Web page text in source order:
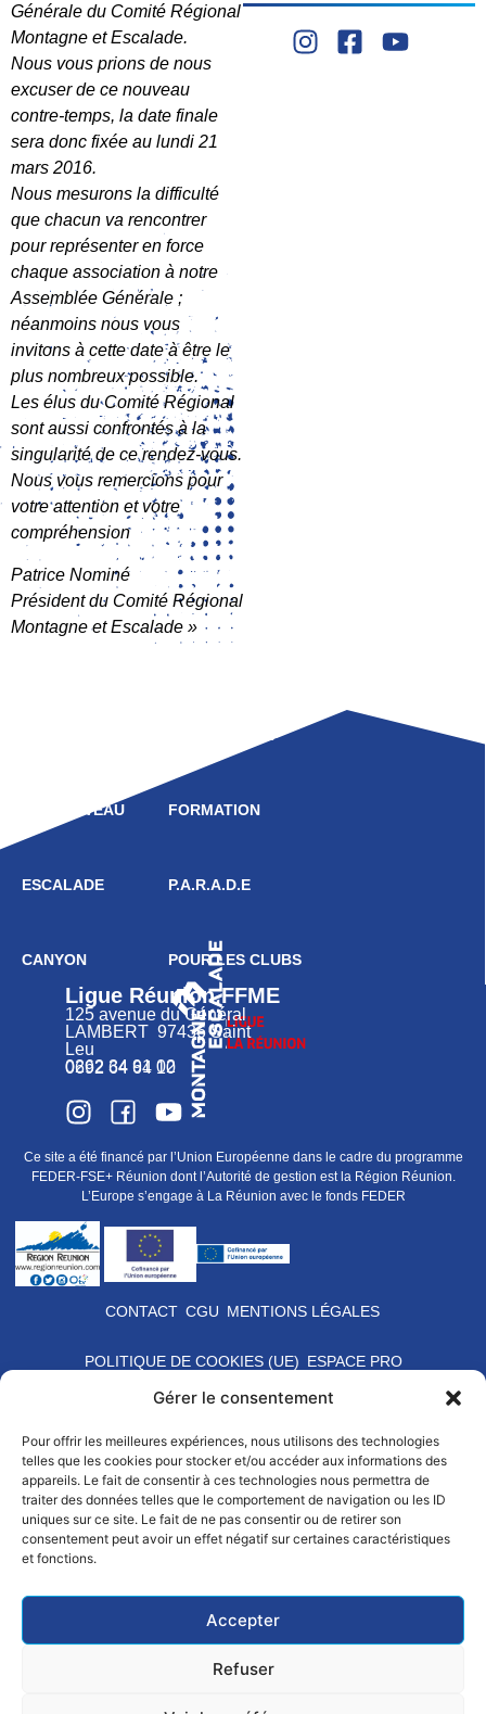
Gérer le consentement
Pour offrir les meilleures expériences, nous utilisons des technologies
telles que les cookies pour stocker et/ou accéder aux informations des
appareils. Le fait de consentir à ces technologies nous permettra de
traiter des données telles que le comportement de navigation ou les ID
uniques sur ce site. Le fait de ne pas consentir ou de retirer son
consentement peut avoir un effet négatif sur certaines caractéristiques
et fonctions.
Accepter
Refuser
Générale du Comité Régional
Montagne et Escalade.
Nous vous prions de nous
excuser de ce nouveau
contre-temps, la date finale
sera donc fixée au lundi 21
mars 2016.
Nous mesurons la difficulté
que chacun va rencontrer
pour représenter en force
chaque association à notre
Assemblée Générale ;
néanmoins nous vous
invitons à cette date à être le
plus nombreux possible.
Les élus du Comité Régional
sont aussi confrontés à la
singularité de ce rendez-vous.
Nous vous remercions pour
votre attention et votre
compréhension
Patrice Nominé
Président du Comité Régional
Montagne et Escalade »
HAUT NIVEAU
ESCALADE
CANYON
FORMATION
P.A.R.A.D.E
POUR LES CLUBS
Ligue Réunion FFME
125 avenue du Général
LAMBERT 97436 Saint
Leu
0262 34 91 02
0692 64 64 10
Ce site a été financé par l’Union Européenne dans le cadre du programme
FEDER-FSE+ Réunion dont l’Autorité de gestion est la Région Réunion.
L’Europe s’engage à La Réunion avec le fonds FEDER
CONTACT CGU MENTIONS LÉGALES
POLITIQUE DE COOKIES (UE) ESPACE PRO